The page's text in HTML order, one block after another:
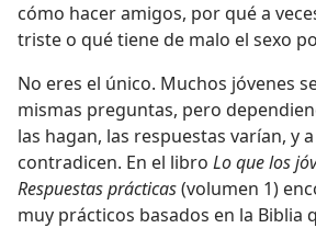
cómo hacer amigos, por qué a
triste o qué tiene de malo el sexo
No eres el único. Muchos jóvenes
mismas preguntas, pero
las hagan, las respuestas varían, y
contradicen. En el libro Lo que los
Respuestas prácticas(volumen 1)
muy prácticos basados en la Biblia